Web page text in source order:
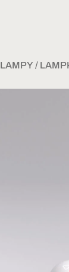
LAMPY /